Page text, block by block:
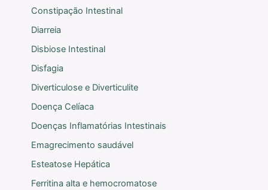
Constipação Intestinal
Diarreia
Disbiose Intestinal
Disfagia
Diverticulose e Diverticulite
Doença Celíaca
Doenças Inflamatórias Intestinais
Emagrecimento saudável
Esteatose Hepática
Ferritina alta e hemocromatose